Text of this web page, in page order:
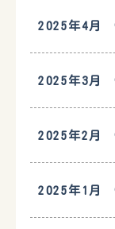
2025年4月
2025年3月
2025年2月
2025年1月